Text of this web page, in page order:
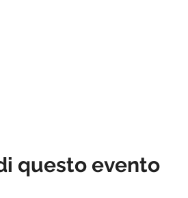
questo evento